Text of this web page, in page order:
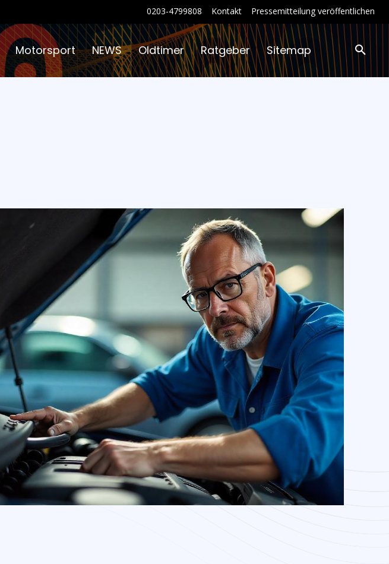
0203-4799808 Kontakt Pressemitteilung veröffentlichen
Motorsport NEWS Oldtimer Ratgeber Sitemap